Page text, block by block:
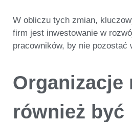
W obliczu tych zmian,
firm jest inwestowanie w
pracowników, by nie pozostać
Organizacje
również być